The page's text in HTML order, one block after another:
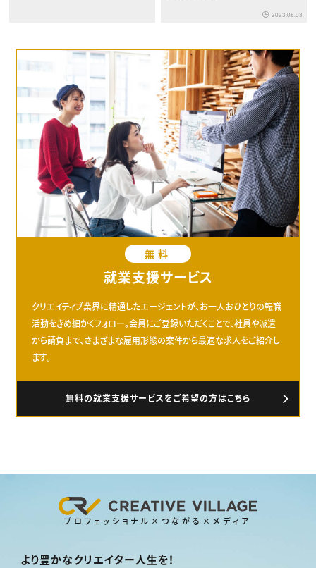
2023.08.03
無料
就業支援サービス
クリエイティブ業界に精通したエージェントが、お一人おひとりの転職
活動をきめ細かくフォロー。会員にご登録いただくことで、社員や派遣
から請負まで、さまざまな雇用形態の案件から最適な求人をご紹介し
ます。
無料の就業支援サービスをご希望の方はこちら
プロフェッショナル×つながる×メディア
より豊かなクリエイター人生を！